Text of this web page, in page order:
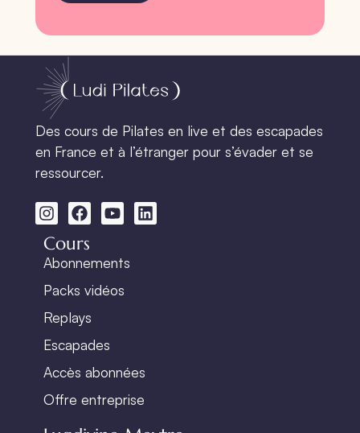
Des cours de Pilates en live et des escapades
en France et à l’étranger pour s’évader et se
ressourcer.
Cours
Abonnements
Packs vidéos
Replays
Escapades
Accès abonnées
Offre entreprise